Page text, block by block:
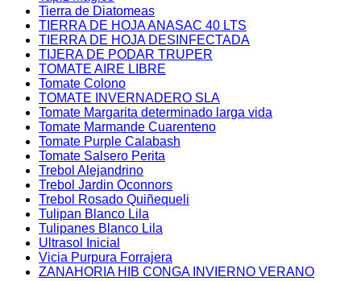
Tierra de Diatomeas
TIERRA DE HOJA ANASAC 40 LTS
TIERRA DE HOJA DESINFECTADA
TIJERA DE PODAR TRUPER
TOMATE AIRE LIBRE
Tomate Colono
TOMATE INVERNADERO SLA
Tomate Margarita determinado larga vida
Tomate Marmande Cuarenteno
Tomate Purple Calabash
Tomate Salsero Perita
Trebol Alejandrino
Trebol Jardin Oconnors
Trebol Rosado Quiñequeli
Tulipan Blanco Lila
Tulipanes Blanco Lila
Ultrasol Inicial
Vicia Purpura Forrajera
ZANAHORIA HIB CONGA INVIERNO VERANO